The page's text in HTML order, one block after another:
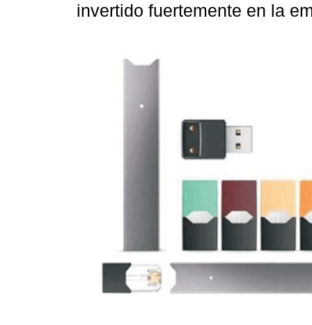
invertido fuertemente en la